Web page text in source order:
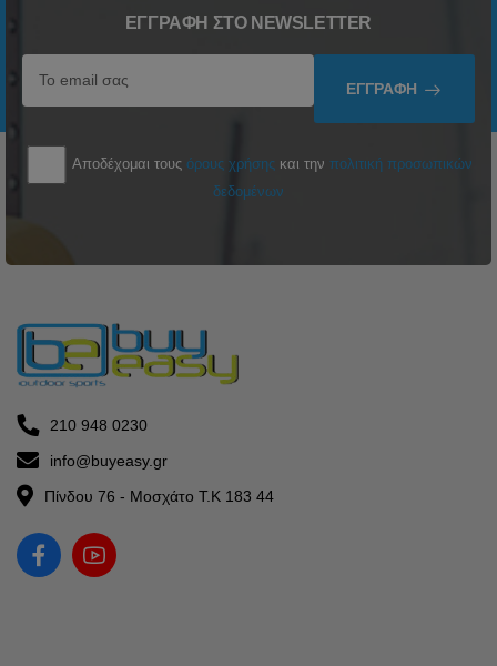
ΕΓΓΡΑΦΉ ΣΤΟ NEWSLETTER
ΕΓΓΡΑΦΉ
Αποδέχομαι τους όρους χρήσης και την πολιτική προσωπικών
δεδομένων
210 948 0230
info@buyeasy.gr
Πίνδου 76 - Μοσχάτο Τ.Κ 183 44